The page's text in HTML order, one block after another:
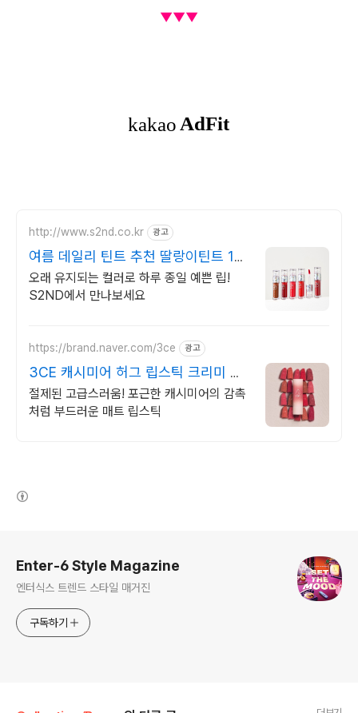
▼▼▼
http://www.s2nd.co.kr 광고
여름 데일리 틴트 추천 딸랑이틴트 1+1
할인
오래 유지되는 컬러로 하루 종일 예쁜 립!
S2ND에서 만나보세요
https://brand.naver.com/3ce 광고
3CE 캐시미어 허그 립스틱 크리미 니
트 컬러
절제된 고급스러움! 포근한 캐시미어의 감촉
처럼 부드러운 매트 립스틱
Enter-6 Style Magazine
엔터식스 트렌드 스타일 매거진
구독하기